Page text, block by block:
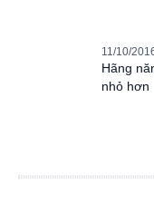
11/10/
Hãng
nhỏ hơn